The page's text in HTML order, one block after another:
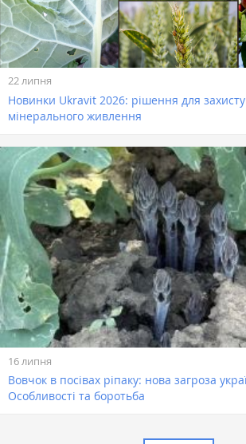
22 липня
Новинки Ukravit 2026: рішення для захисту
мінерального живлення
16 липня
Вовчок в посівах ріпаку: нова загроза
Особливості та боротьба